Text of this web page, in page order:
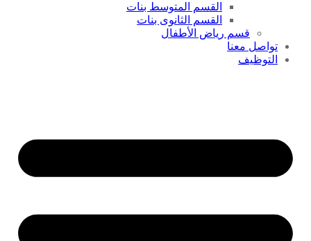
القسم المتوسط بنات
القسم الثانوى بنات
قسم رياض الأطفال
تواصل معنا
التوظيف